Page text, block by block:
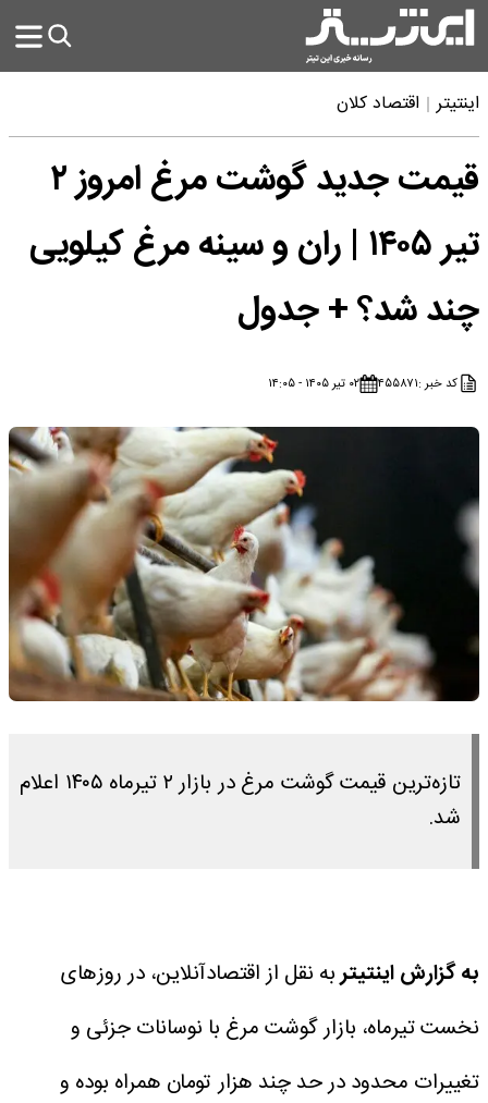
اینتیتر اقتصاد کلان
قیمت جدید گوشت مرغ امروز ۲
تیر ۱۴۰۵ | ران و سینه مرغ کیلویی
چند شد؟ + جدول
کد خبر :۴۵۵۸۷۱ ۰۲ تیر ۱۴۰۵ - ۱۴:۰۵
تازه‌ترین قیمت گوشت مرغ در بازار ۲ تیرماه ۱۴۰۵ اعلام
شد.
به گزارش اینتیتربه نقل از اقتصادآنلاین، در روزهای
نخست تیرماه، بازار گوشت مرغ با نوسانات جزئی و
تغییرات محدود در حد چند هزار تومان همراه بوده و